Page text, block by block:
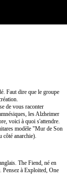
Faut dire que le groupe
de vous raconter
les Alzheimer
voici à quoi s'attendre.
modèle "Mur de Son
côté anarchie).
The Fiend, né en
Pensez à Exploited, One